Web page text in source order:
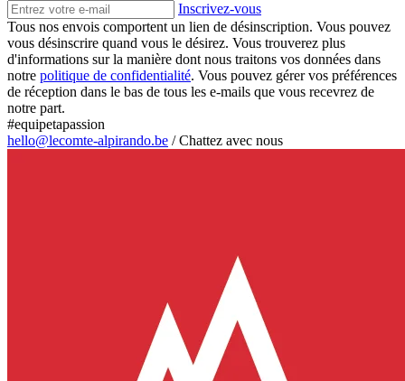
Inscrivez-vous
Tous nos envois comportent un lien de désinscription. Vous pouvez
vous désinscrire quand vous le désirez. Vous trouverez plus
d'informations sur la manière dont nous traitons vos données dans
notre politique de confidentialité. Vous pouvez gérer vos préférences
de réception dans le bas de tous les e-mails que vous recevrez de
notre part.
#equipetapassion
hello@lecomte-alpirando.be /Chattez avec nous